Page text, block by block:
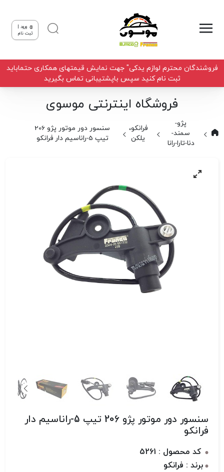
ورود |
ثبت نام
فروشندگان محترم لوازم یدکی" جهت نمایش قیمتهای همکاری حتماباید
ثبت نام کنید سپس باپشتیبانی تماس بگیرید
فروشگاه اینترنتی موسوی
پژو-
سمند-
دنا-تارا-رانا
فرانکو،
یلکن
سنسور دور موتور پژو 206
تیپ 5-راناسیم دار فرانکو
سنسور دور موتور پژو 206 تیپ 5-راناسیم دار
فرانکو
کد محصول : 5261
برند : فرانکو